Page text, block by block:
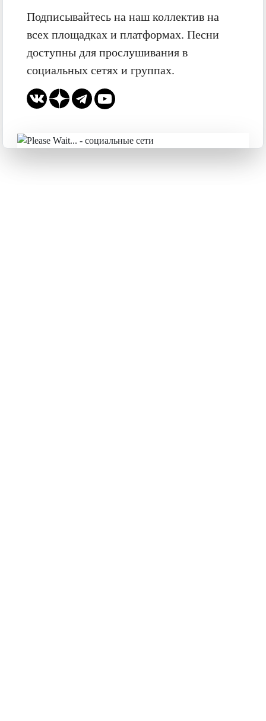
Подписывайтесь на наш коллектив на
всех площадках и платформах. Песни
доступны для прослушивания в
социальных сетях и группах.